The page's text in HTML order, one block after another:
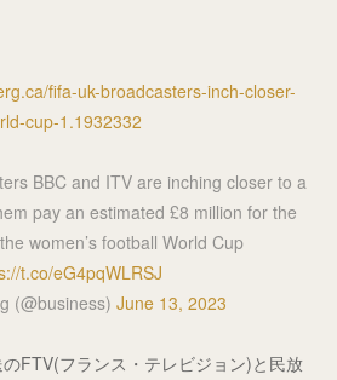
fifa-uk-broadcasters-inch-closer-
cup-1.1932332
BBC and ITV are inching closer to a
pay an estimated £8 million for the
women’s football World Cup
t.co/eG4pqWLRSJ
(@business) June 13, 2023
FTV(フランス・テレビジョン)と民放